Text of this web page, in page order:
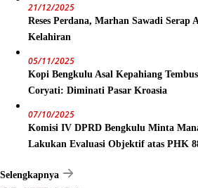
21/12/2025
Reses Perdana, Marhan Sawadi Serap
Kelahiran
05/11/2025
Kopi Bengkulu Asal Kepahiang
Coryati: Diminati Pasar Kroasia
07/10/2025
Komisi IV DPRD Bengkulu Minta
Lakukan Evaluasi Objektif atas PHK
Selengkapnya